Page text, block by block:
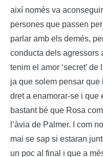
així només va
persones que passen
parlar amb els demés,
conducta dels agressors
tenim el amor ‘secret’
ja que solem pensar
dret a enamorar-se i que
bastant bé que Rosa
l’àvia de Palmer. I com
mai se sap si estaran
un poc al final i que a